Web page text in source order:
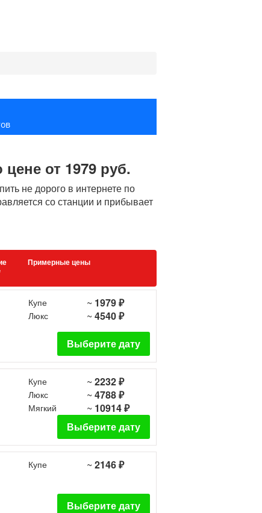
от 1979 руб.
не дорого в интернете по
со станции и прибывает
Примерные цены
Купе ~ 1979 ₽
Люкс ~ 4540 ₽
Выберите дату
Купе ~ 2232 ₽
Люкс ~ 4788 ₽
Мягкий ~ 10914 ₽
Выберите дату
Купе ~ 2146 ₽
Выберите дату